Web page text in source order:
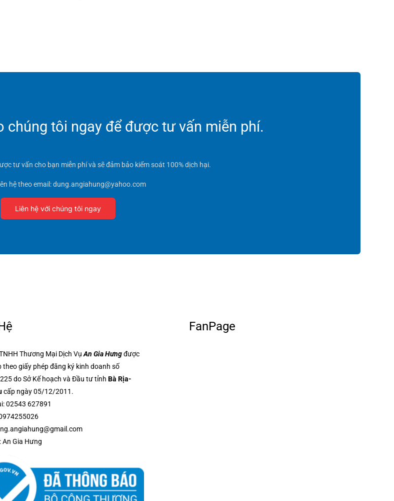
chúng tôi ngay để được tư vấn miễn phí.
tư vấn cho bạn miễn phí và sẽ đảm bảo kiểm soát 100% dịch hại.
hệ theo email: dung.angiahung@yahoo.com
Liên hệ với chúng tôi ngay
Thương Mại Dịch Vụ An Gia Hưngđược
theo giấy phép đăng ký kinh doanh số
do Sở Kế hoạch và Đầu tư tỉnhBà Rịa-
cấp ngày 05/12/2011.
02543 627891
An Gia Hưng
FanPage